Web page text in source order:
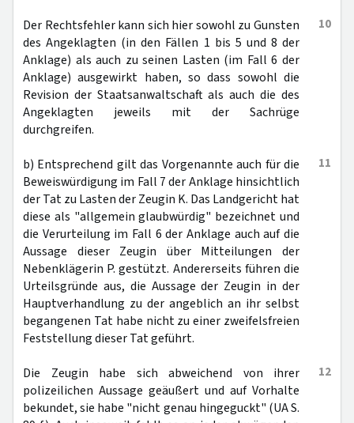
10
Der Rechtsfehler kann sich hier sowohl zu Gunsten
des Angeklagten (in den Fällen 1 bis 5 und 8 der
Anklage) als auch zu seinen Lasten (im Fall 6 der
Anklage) ausgewirkt haben, so dass sowohl die
Revision der Staatsanwaltschaft als auch die des
Angeklagten jeweils mit der Sachrüge
durchgreifen.
11
b) Entsprechend gilt das Vorgenannte auch für die
Beweiswürdigung im Fall 7 der Anklage hinsichtlich
der Tat zu Lasten der Zeugin K. Das Landgericht hat
diese als "allgemein glaubwürdig" bezeichnet und
die Verurteilung im Fall 6 der Anklage auch auf die
Aussage dieser Zeugin über Mitteilungen der
Nebenklägerin P. gestützt. Andererseits führen die
Urteilsgründe aus, die Aussage der Zeugin in der
Hauptverhandlung zu der angeblich an ihr selbst
begangenen Tat habe nicht zu einer zweifelsfreien
Feststellung dieser Tat geführt.
12
Die Zeugin habe sich abweichend von ihrer
polizeilichen Aussage geäußert und auf Vorhalte
bekundet, sie habe "nicht genau hingeguckt" (UA S.